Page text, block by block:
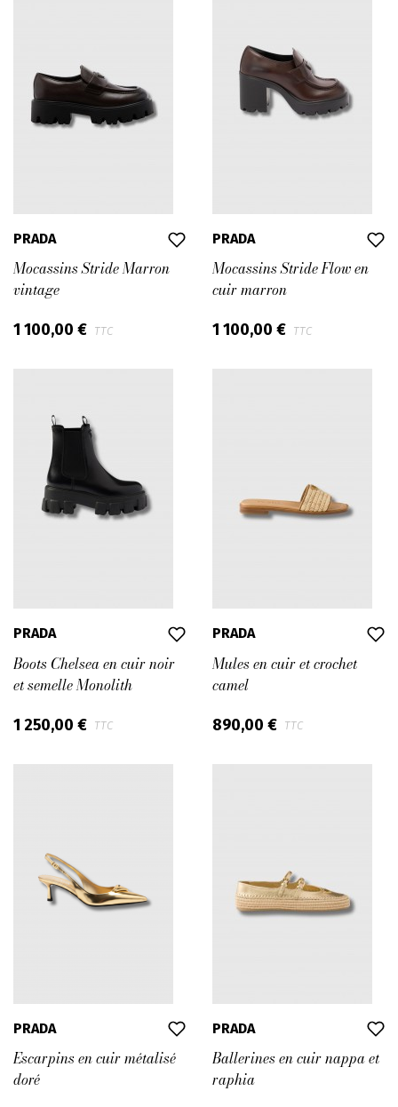
PRADA
Mocassins Stride Marron
vintage
1 100,00 € TTC
PRADA
Mocassins Stride Flow en
cuir marron
1 100,00 € TTC
PRADA
Boots Chelsea en cuir noir
et semelle Monolith
1 250,00 € TTC
PRADA
Mules en cuir et crochet
camel
890,00 € TTC
PRADA
Escarpins en cuir métalisé
doré
PRADA
Ballerines en cuir nappa et
raphia